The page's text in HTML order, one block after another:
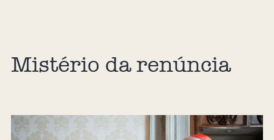
Mistério da renúncia